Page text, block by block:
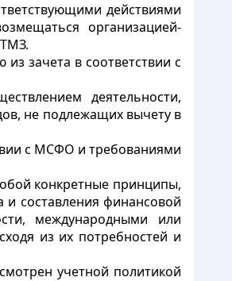
действиями
организацией-
зачета в соответствии с
деятельности,
не подлежащих вычету в
с МСФО и требованиями
конкретные принципы,
составления финансовой
международными или
из их потребностей и
учетной политикой